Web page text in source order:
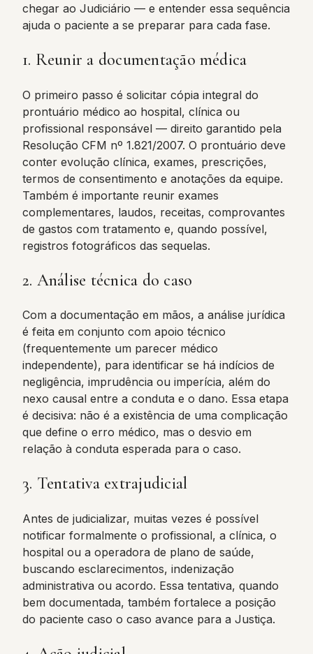
chegar ao Judiciário — e entender essa sequência
ajuda o paciente a se preparar para cada fase.
1. Reunir a documentação médica
O primeiro passo é solicitar cópia integral do
prontuário médico ao hospital, clínica ou
profissional responsável — direito garantido pela
Resolução CFM nº 1.821/2007. O prontuário deve
conter evolução clínica, exames, prescrições,
termos de consentimento e anotações da equipe.
Também é importante reunir exames
complementares, laudos, receitas, comprovantes
de gastos com tratamento e, quando possível,
registros fotográficos das sequelas.
2. Análise técnica do caso
Com a documentação em mãos, a análise jurídica
é feita em conjunto com apoio técnico
(frequentemente um parecer médico
independente), para identificar se há indícios de
negligência, imprudência ou imperícia, além do
nexo causal entre a conduta e o dano. Essa etapa
é decisiva: não é a existência de uma complicação
que define o erro médico, mas o desvio em
relação à conduta esperada para o caso.
3. Tentativa extrajudicial
Antes de judicializar, muitas vezes é possível
notificar formalmente o profissional, a clínica, o
hospital ou a operadora de plano de saúde,
buscando esclarecimentos, indenização
administrativa ou acordo. Essa tentativa, quando
bem documentada, também fortalece a posição
do paciente caso o caso avance para a Justiça.